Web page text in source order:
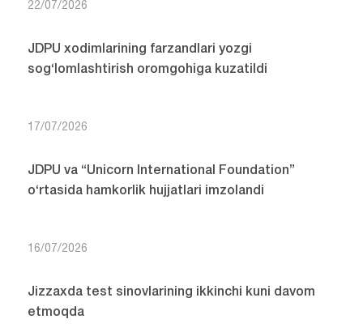
22/07/2026
JDPU xodimlarining farzandlari yozgi
sog‘lomlashtirish oromgohiga kuzatildi
17/07/2026
JDPU va “Unicorn International Foundation”
o‘rtasida hamkorlik hujjatlari imzolandi
16/07/2026
Jizzaxda test sinovlarining ikkinchi kuni davom
etmoqda